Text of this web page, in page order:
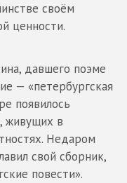
своём
ценности.
давшего поэме
— «петербургская
появилось
живущих в
Недаром
свой сборник,
повести».